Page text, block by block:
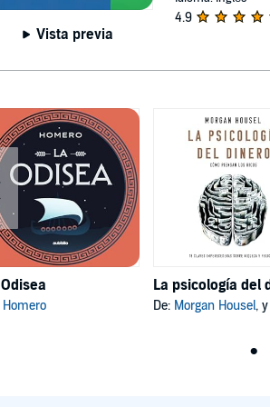
Vista previa
4.9
Homero
La psicología del
De: Morgan Housel,